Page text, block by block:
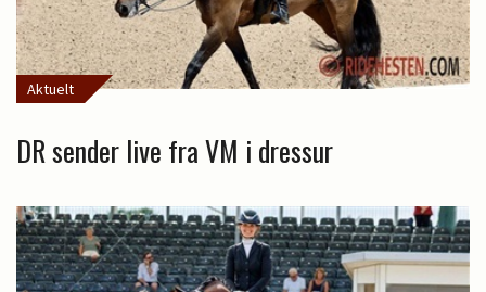
Aktuelt
DR sender live fra VM i dressur